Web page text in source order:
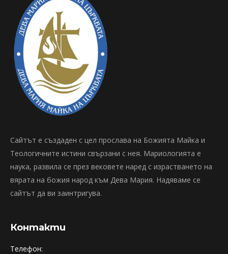
Сайтът е създаден с цел прослава на Божията Майка и
Теологичните истини свързани с нея. Мариологията е
наука, развила се през вековете наред с израстването на
вярата на божия народ към Дева Мария. Надяваме се
сайтът да ви заинтригува.
Контакти
Телефон: